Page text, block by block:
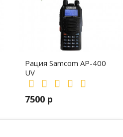
Рация Samcom AP-400
UV
7500 р